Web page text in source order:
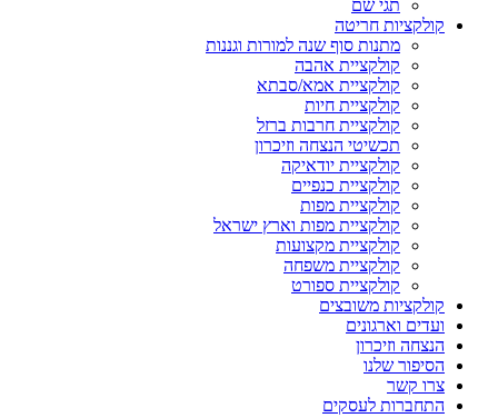
תגי שם
קולקציות חריטה
מתנות סוף שנה למורות וגננות
קולקציית אהבה
קולקציית אמא/סבתא
קולקציית חיות
קולקציית חרבות ברזל
תכשיטי הנצחה וזיכרון
קולקציית יודאיקה
קולקציית כנפיים
קולקציית מפות
קולקציית מפות וארץ ישראל
קולקציית מקצועות
קולקציית משפחה
קולקציית ספורט
קולקציות משובצים
ועדים וארגונים
הנצחה וזיכרון
הסיפור שלנו
צרו קשר
התחברות לעסקים